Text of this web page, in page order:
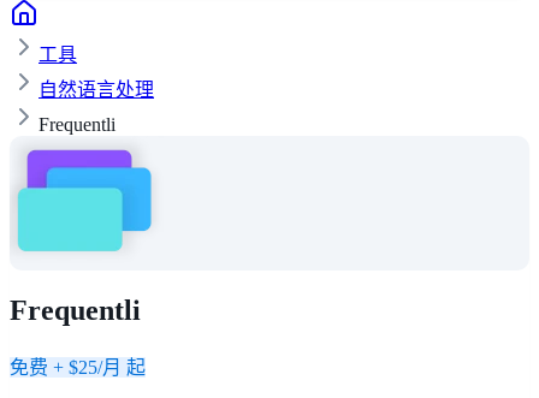
工具
自然语言处理
Frequentli
Frequentli
免费 + $25/月 起